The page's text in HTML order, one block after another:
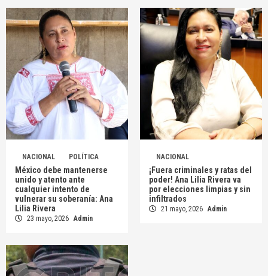
NACIONAL POLÍTICA
México debe mantenerse
unido y atento ante
cualquier intento de
vulnerar su soberanía: Ana
Lilia Rivera
23 mayo, 2026 Admin
NACIONAL
¡Fuera criminales y ratas del
poder! Ana Lilia Rivera va
por elecciones limpias y sin
infiltrados
21 mayo, 2026 Admin